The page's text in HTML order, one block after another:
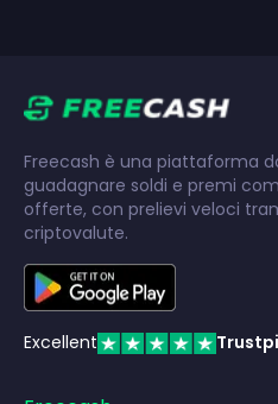
Freecash è una piattaforma
guadagnare soldi e premi
offerte, con prelievi veloci
criptovalute.
Excellent